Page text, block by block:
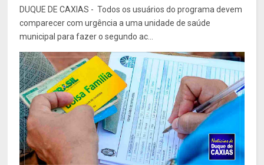
DUQUE DE CAXIAS - Todos os usuários do programa devem
comparecer com urgência a uma unidade de saúde
municipal para fazer o segundo ac...